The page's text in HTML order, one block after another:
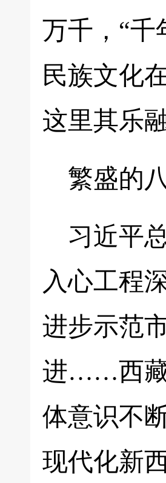
万千，“千
民族文化
这里其乐
繁盛的
习近平
入心工程
进步示范
进……西藏
体意识不
现代化新